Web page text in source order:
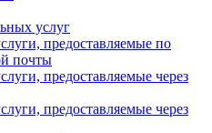
услуг
предоставляемые по
почты
предоставляемые через
предоставляемые через